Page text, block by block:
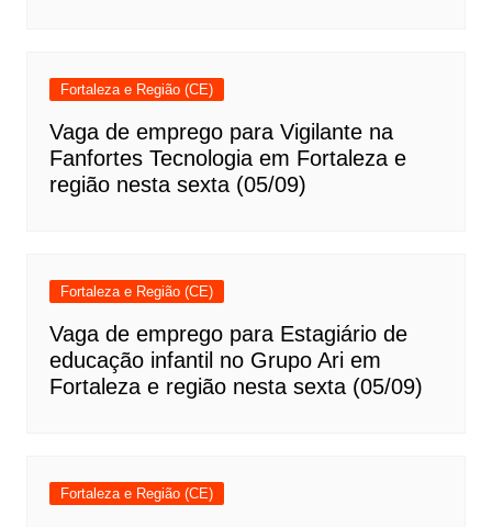
Fortaleza e Região (CE)
Vaga de emprego para Vigilante na
Fanfortes Tecnologia em Fortaleza e
região nesta sexta (05/09)
Fortaleza e Região (CE)
Vaga de emprego para Estagiário de
educação infantil no Grupo Ari em
Fortaleza e região nesta sexta (05/09)
Fortaleza e Região (CE)